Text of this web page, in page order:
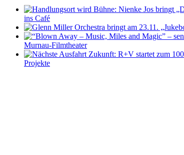
ins Café
Murnau-Filmtheater
Projekte